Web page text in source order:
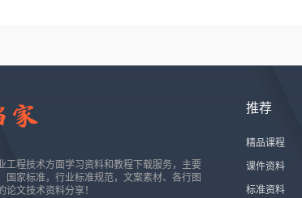
工程技术方面学习资料和教程下载服务，主要
国家标准，行业标准规范，文案素材、各行图
文技术资料分享！
推荐
精品课程
课件资料
标准资料